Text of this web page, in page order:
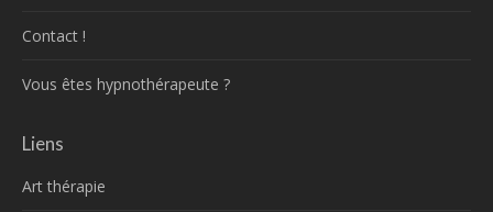
Contact !
Vous êtes hypnothérapeute ?
Liens
Art thérapie